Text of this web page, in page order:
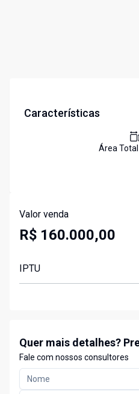
Características
Área Total
Valor venda
R$ 160.000,00
IPTU
Quer mais detalhes?
Fale com nossos consultores